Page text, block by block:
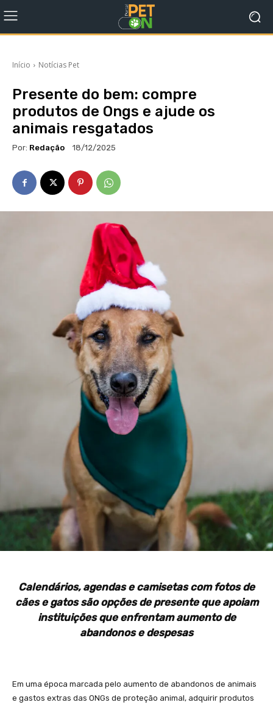
Início Notícias Pet
Presente do bem: compre
produtos de Ongs e ajude os
animais resgatados
Por: Redação 18/12/2025
Calendários, agendas e camisetas com fotos de
cães e gatos são opções de presente que apoiam
instituições que enfrentam aumento de
abandonos e despesas
Em uma época marcada pelo aumento de abandonos de animais
e gastos extras das ONGs de proteção animal, adquirir produtos